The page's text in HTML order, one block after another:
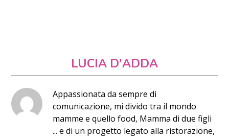
LUCIA D'ADDA
Appassionata da sempre di
comunicazione, mi divido tra il mondo
mamme e quello food, Mamma di due figli
... e di un progetto legato alla ristorazione,